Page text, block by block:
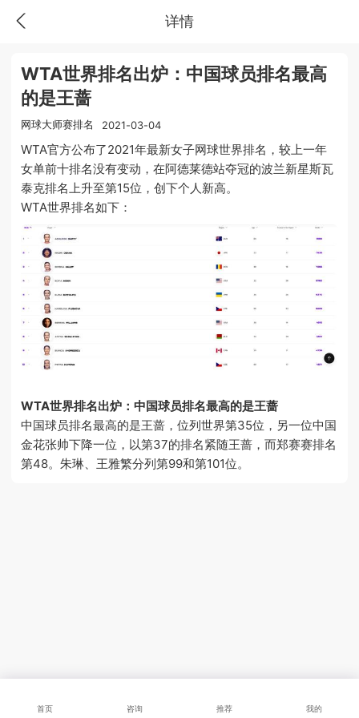
详情
WTA世界排名出炉：中国球员排名最高
的是王蔷
网球大师赛排名 2021-03-04
WTA官方公布了2021年最新女子网球世界排名，较上一年
女单前十排名没有变动，在阿德莱德站夺冠的波兰新星斯瓦
泰克排名上升至第15位，创下个人新高。
WTA世界排名如下：
WTA世界排名出炉：中国球员排名最高的是王蔷
中国球员排名最高的是王蔷，位列世界第35位，另一位中国
金花张帅下降一位，以第37的排名紧随王蔷，而郑赛赛排名
第48。朱琳、王雅繁分列第99和第101位。
首页 咨询 推荐 我的